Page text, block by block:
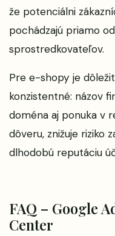
že potenciálni
pochádzajú priamo
sprostredkovateľov.
Pre e-shopy je
konzistentné: názov
doména aj ponuka v
dôveru, znižuje riziko
dlhodobú reputáciu
FAQ – Google
Center